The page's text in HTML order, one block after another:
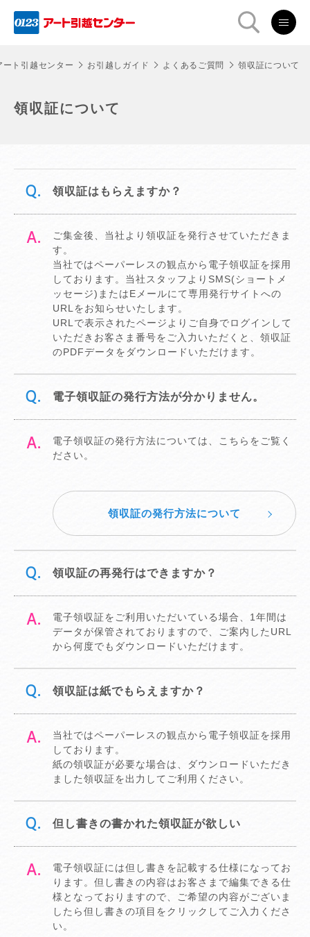
ート引越センター お引越しガイド よくあるご質問 領収証について
領収証について
領収証はもらえますか？
ご集金後、当社より領収証を発行させていただきま
す。
当社ではペーパーレスの観点から電子領収証を採用
しております。当社スタッフよりSMS(ショートメ
ッセージ)またはEメールにて専用発行サイトへの
URLをお知らせいたします。
URLで表示されたページよりご自身でログインして
いただきお客さま番号をご入力いただくと、領収証
のPDFデータをダウンロードいただけます。
電子領収証の発行方法が分かりません。
電子領収証の発行方法については、こちらをご覧く
ださい。
領収証の発行方法について
領収証の再発行はできますか？
電子領収証をご利用いただいている場合、1年間は
データが保管されておりますので、ご案内したURL
から何度でもダウンロードいただけます。
領収証は紙でもらえますか？
当社ではペーパーレスの観点から電子領収証を採用
しております。
紙の領収証が必要な場合は、ダウンロードいただき
ました領収証を出力してご利用ください。
但し書きの書かれた領収証が欲しい
電子領収証には但し書きを記載する仕様になってお
ります。但し書きの内容はお客さまで編集できる仕
様となっておりますので、ご希望の内容がございま
したら但し書きの項目をクリックしてご入力くださ
い。